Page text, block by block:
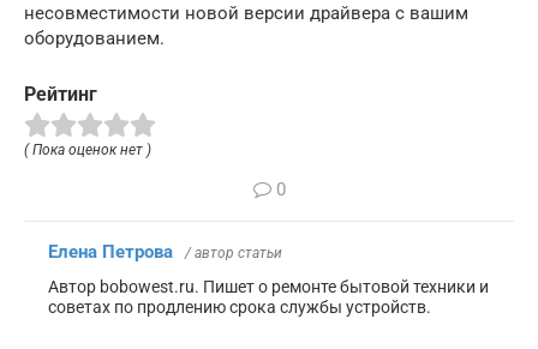
несовместимости новой версии драйвера с вашим
оборудованием.
Рейтинг
( Пока оценок нет )
0
Елена Петрова / автор статьи
Автор bobowest.ru. Пишет о ремонте бытовой техники и
советах по продлению срока службы устройств.